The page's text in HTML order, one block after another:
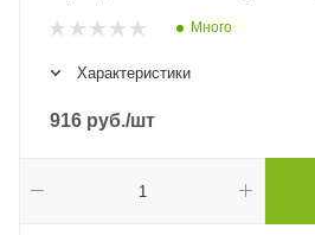
Много
Характеристики
916 руб./шт